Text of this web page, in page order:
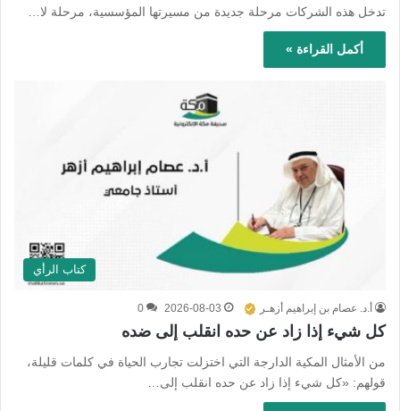
تدخل هذه الشركات مرحلة جديدة من مسيرتها المؤسسية، مرحلة لا…
أكمل القراءة »
كتاب الرأي
أ.د. عصام بن إبراهيم أزهـر 2026-08-03
0
كل شيء إذا زاد عن حده انقلب إلى ضده
من الأمثال المكية الدارجة التي اختزلت تجارب الحياة في كلمات قليلة،
قولهم: «كل شيء إذا زاد عن حده انقلب إلى…